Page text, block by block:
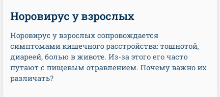
Норовирус у взрослых
Норовирус у взрослых сопровождается
симптомами кишечного расстройства: тошнотой,
диареей, болью в животе. Из-за этого его часто
путают с пищевым отравлением. Почему важно их
различать?